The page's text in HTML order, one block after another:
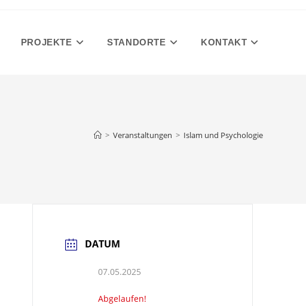
PROJEKTE STANDORTE KONTAKT
> Veranstaltungen > Islam und Psychologie
DATUM
07.05.2025
Abgelaufen!